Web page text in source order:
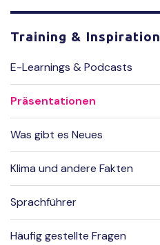
Training & Inspiration
E-Learnings & Podcasts
Präsentationen
Was gibt es Neues
Klima und andere Fakten
Sprachführer
Häufig gestellte Fragen